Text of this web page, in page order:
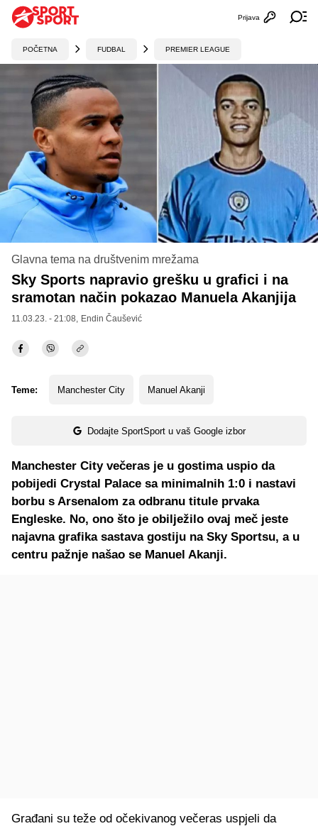
Otvori
Prijava
POČETNA FUDBAL PREMIER LEAGUE
Glavna tema na društvenim mrežama
Sky Sports napravio grešku u grafici i na
sramotan način pokazao Manuela Akanjija
11.03.23. - 21:08, Endin Čaušević
Teme: Manchester City Manuel Akanji
Dodajte SportSport u vaš Google izbor
Manchester City večeras je u gostima uspio da
pobijedi Crystal Palace sa minimalnih 1:0 i nastavi
borbu s Arsenalom za odbranu titule prvaka
Engleske. No, ono što je obilježilo ovaj meč jeste
najavna grafika sastava gostiju na Sky Sportsu, a u
centru pažnje našao se Manuel Akanji.
Građani su teže od očekivanog večeras uspjeli da